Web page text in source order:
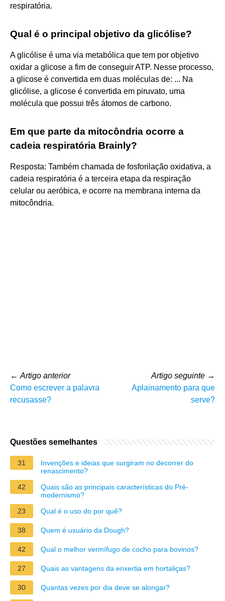
respiratória.
Qual é o principal objetivo da glicólise?
A glicólise é uma via metabólica que tem por objetivo
oxidar a glicose a fim de conseguir ATP. Nesse processo,
a glicose é convertida em duas moléculas de: ... Na
glicólise, a glicose é convertida em piruvato, uma
molécula que possui três átomos de carbono.
Em que parte da mitocôndria ocorre a
cadeia respiratória Brainly?
Resposta: Também chamada de fosforilação oxidativa, a
cadeia respiratória é a terceira etapa da respiração
celular ou aeróbica, e ocorre na membrana interna da
mitocôndria.
← Artigo anterior
Como escrever a palavra
recusasse?
Artigo seguinte →
Aplainamento para que
serve?
Questões semelhantes
31
Invenções e ideias que surgiram no decorrer do
renascimento?
42
Quais são as principais características do Pré-
modernismo?
23
Qual é o uso do por quê?
38 Quem é usuário da Dough?
42 Qual o melhor vermífugo de cocho para bovinos?
27 Quais as vantagens da enxertia em hortaliças?
30 Quantas vezes por dia deve se alongar?